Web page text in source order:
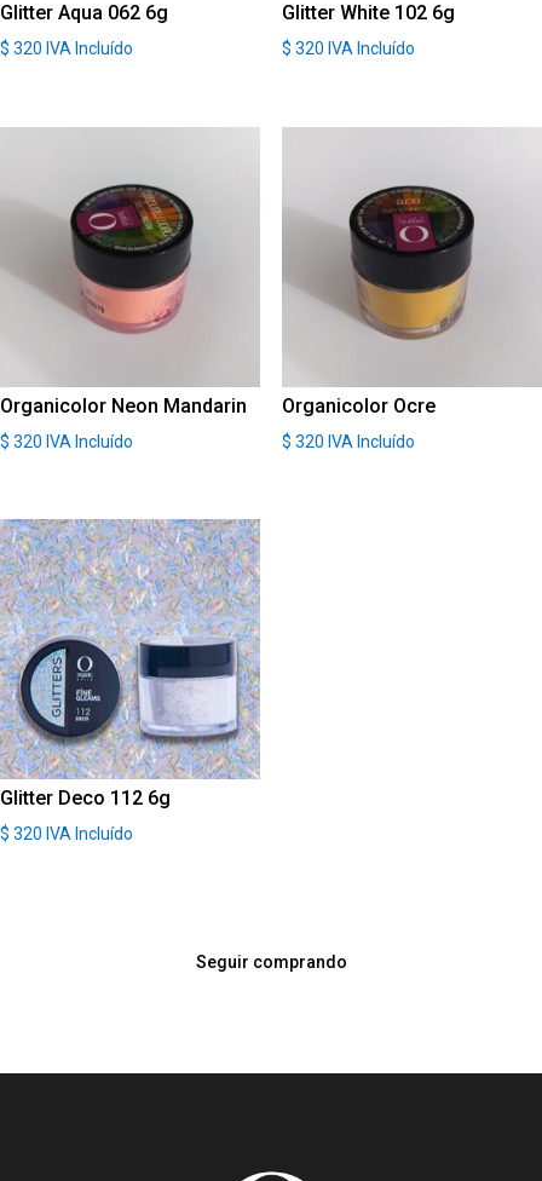
Glitter Aqua 062 6g
$ 320 IVA Incluído
Glitter White 102 6g
$ 320 IVA Incluído
Organicolor Neon Mandarin
$ 320 IVA Incluído
Organicolor Ocre
$ 320 IVA Incluído
Glitter Deco 112 6g
$ 320 IVA Incluído
Seguir comprando